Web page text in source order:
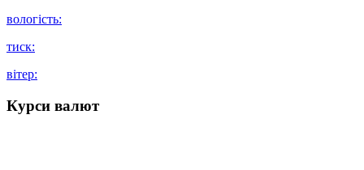
вологість:
тиск:
вітер:
Курси валют